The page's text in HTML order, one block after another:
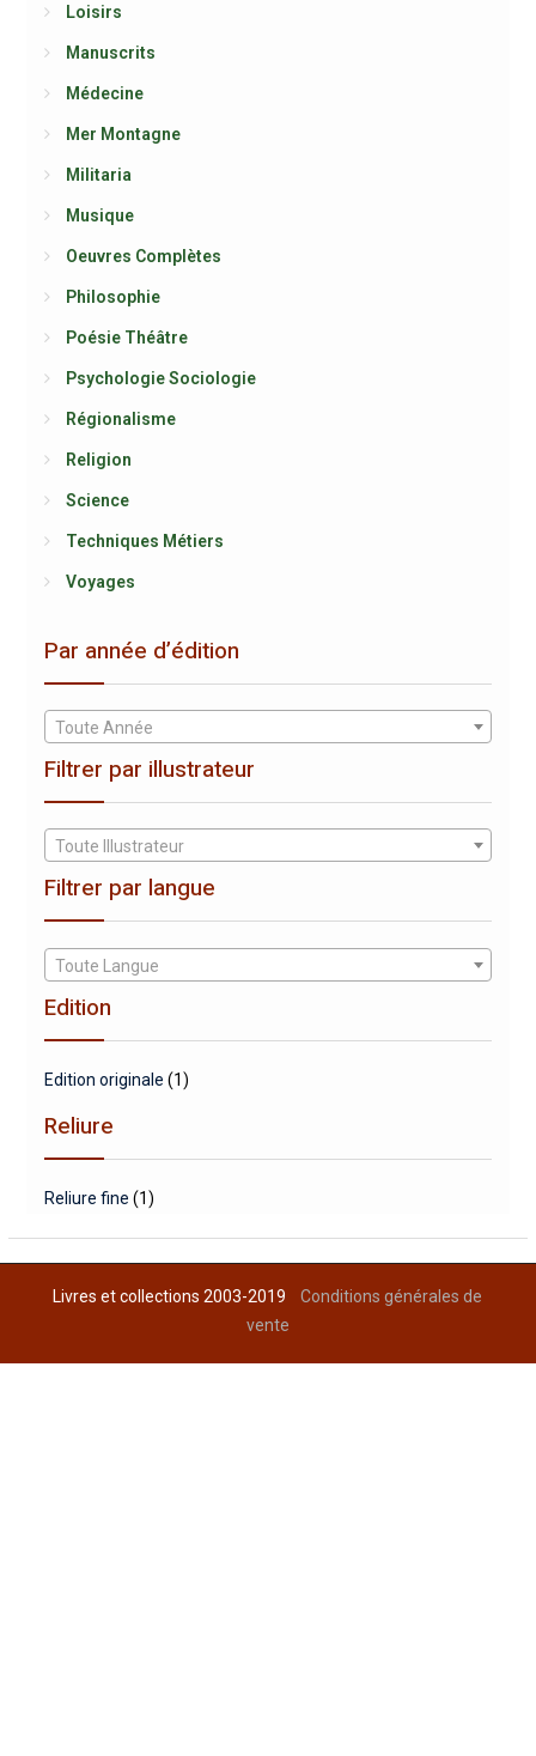
Loisirs
Manuscrits
Médecine
Mer Montagne
Militaria
Musique
Oeuvres Complètes
Philosophie
Poésie Théâtre
Psychologie Sociologie
Régionalisme
Religion
Science
Techniques Métiers
Voyages
Par année d’édition
Toute Année
Filtrer par illustrateur
Toute Illustrateur
Filtrer par langue
Toute Langue
Edition
Edition originale (1)
Reliure
Reliure fine (1)
Livres et collections 2003-2019Conditions générales de
vente